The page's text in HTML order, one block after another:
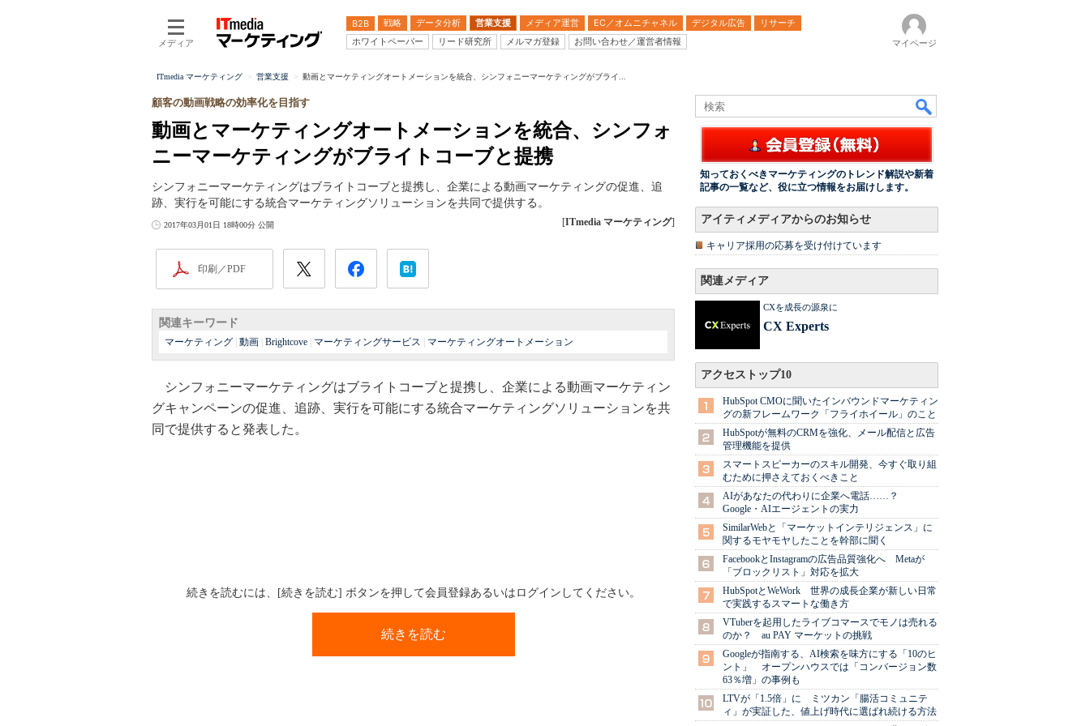
メディア
B2B 戦略 データ分析 営業支援 メディア運営 EC／オムニチャネル デジタル広告
リサーチ
ホワイトペーパー
リード研究所 メルマガ登録 お問い合わせ／運営者情報 マイページ
ITmedia マーケティング 営業支援 動画とマーケティングオートメーションを統合、シンフォニーマーケティングがブライ...
動画とマーケティングオートメーションを統合、シンフォ
ニーマーケティングがブライトコーブと提携
顧客の動画戦略の効率化を目指す
シンフォニーマーケティングはブライトコーブと提携し、企業による動画マーケティングの促進、追
跡、実行を可能にする統合マーケティングソリューションを共同で提供する。
2017年03月01日 18時00分 公開 [ITmedia マーケティング]
印刷／PDF
関連キーワード
マーケティング 動画 Brightcove マーケティングサービス マーケティングオートメーション
シンフォニーマーケティングはブライトコーブと提携し、企業による動画マーケティン
グキャンペーンの促進、追跡、実行を可能にする統合マーケティングソリューションを共
同で提供すると発表した。
続きを読むには、[続きを読む] ボタンを押して会員登録あるいはログインしてください。
続きを読む
知っておくべきマーケティングのトレンド解説や新着
記事の一覧など、役に立つ情報をお届けします。
アイティメディアからのお知らせ
キャリア採用の応募を受け付けています
関連メディア
CXを成長の源泉に
CX Experts
アクセストップ10
HubSpot CMOに聞いたインバウンドマーケティン
グの新フレームワーク「フライホイール」のこと
HubSpotが無料のCRMを強化、メール配信と広告
管理機能を提供
スマートスピーカーのスキル開発、今すぐ取り組
むために押さえておくべきこと
AIがあなたの代わりに企業へ電話……？
Google・AIエージェントの実力
SimilarWebと「マーケットインテリジェンス」に
関するモヤモヤしたことを幹部に聞く
FacebookとInstagramの広告品質強化へ Metaが
「ブロックリスト」対応を拡大
HubSpotとWeWork 世界の成長企業が新しい日常
で実践するスマートな働き方
VTuberを起用したライブコマースでモノは売れる
のか？ au PAY マーケットの挑戦
Googleが指南する、AI検索を味方にする「10のヒ
ント」 オープンハウスでは「コンバージョン数
63％増」の事例も
LTVが「1.5倍」に ミツカン「腸活コミュニテ
ィ」が実証した、値上げ時代に選ばれ続ける方法